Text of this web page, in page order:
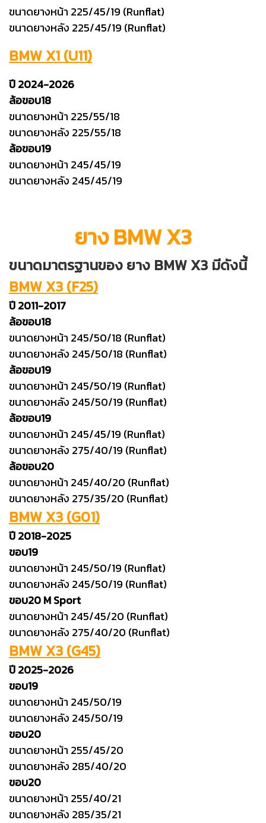
ขนาดยางหน้า 225/45/19 (Runflat)
ขนาดยางหลัง 225/45/19 (Runflat)
BMW X1 (U11)
ปี 2024-2026
ล้อขอบ18
ขนาดยางหน้า 225/55/18
ขนาดยางหลัง 225/55/18
ล้อขอบ19
ขนาดยางหน้า 245/45/19
ขนาดยางหลัง 245/45/19
ยาง BMW X3
ขนาดมาตรฐานของ ยาง BMW X3 มีดังนี้
BMW X3 (F25)
ปี 2011-2017
ล้อขอบ18
ขนาดยางหน้า 245/50/18 (Runflat)
ขนาดยางหลัง 245/50/18 (Runflat)
ล้อขอบ19
ขนาดยางหน้า 245/50/19 (Runflat)
ขนาดยางหลัง 245/50/19 (Runflat)
ล้อขอบ19
ขนาดยางหน้า 245/45/19 (Runflat)
ขนาดยางหลัง 275/40/19 (Runflat)
ล้อขอบ20
ขนาดยางหน้า 245/40/20 (Runflat)
ขนาดยางหลัง 275/35/20 (Runflat)
BMW X3 (G01)
ปี 2018-2025
ขอบ19
ขนาดยางหน้า 245/50/19 (Runflat)
ขนาดยางหลัง 245/50/19 (Runflat)
ขอบ20 M Sport
ขนาดยางหน้า 245/45/20 (Runflat)
ขนาดยางหลัง 275/40/20 (Runflat)
BMW X3 (G45)
ปี 2025-2026
ขอบ19
ขนาดยางหน้า 245/50/19
ขนาดยางหลัง 245/50/19
ขอบ20
ขนาดยางหน้า 255/45/20
ขนาดยางหลัง 285/40/20
ขอบ20
ขนาดยางหน้า 255/40/21
ขนาดยางหลัง 285/35/21